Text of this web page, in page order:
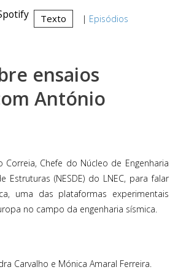
Texto | Episódios
ensaios
António
Correia, Chefe do Núcleo de Engenharia
Estruturas (NESDE) do LNEC, para falar
uma das plataformas experimentais
no campo da engenharia sísmica.
Carvalho e Mónica Amaral Ferreira.